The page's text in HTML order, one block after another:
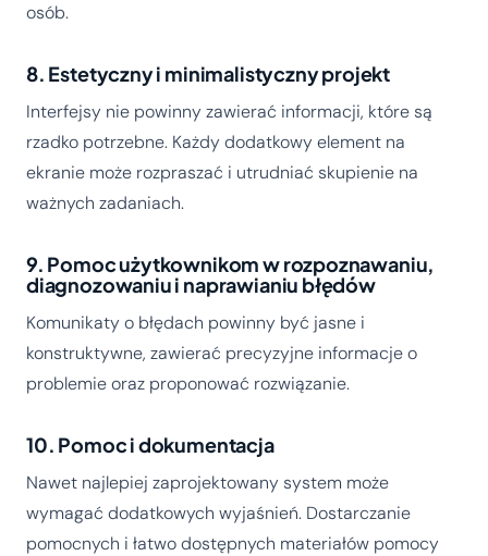
osób.
8. Estetyczny i minimalistyczny projekt
Interfejsy nie powinny zawierać informacji, które są
rzadko potrzebne. Każdy dodatkowy element na
ekranie może rozpraszać i utrudniać skupienie na
ważnych zadaniach.
9. Pomoc użytkownikom w rozpoznawaniu,
diagnozowaniu i naprawianiu błędów
Komunikaty o błędach powinny być jasne i
konstruktywne, zawierać precyzyjne informacje o
problemie oraz proponować rozwiązanie.
10. Pomoc i dokumentacja
Nawet najlepiej zaprojektowany system może
wymagać dodatkowych wyjaśnień. Dostarczanie
pomocnych i łatwo dostępnych materiałów pomocy